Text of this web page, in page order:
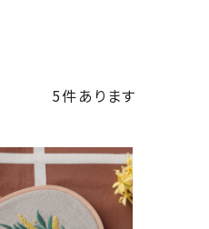
5件あります